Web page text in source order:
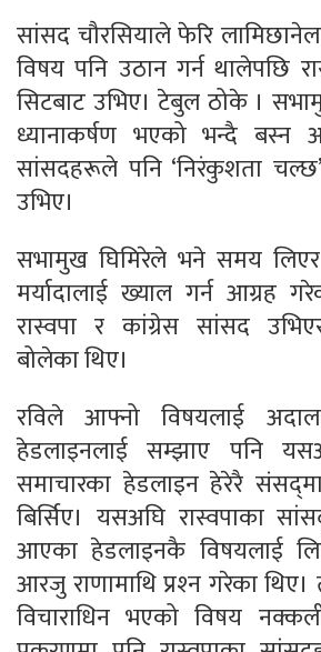
सांसद चौरसियाले फेरि
विषय पनि उठान गर्न थालेपछि
सिटबाट उभिए। टेबुल ठोके ।
ध्यानाकर्षण भएको भन्दै बस्न
सांसदहरूले पनि ‘निरंकुशता
उभिए।
सभामुख घिमिरेले भने समय
मर्यादालाई ख्याल गर्न आग्रह
रास्वपा र कांग्रेस सांसद
बोलेका थिए।
रविले आफ्नो विषयलाई
हेडलाइनलाई सम्झाए पनि
समाचारका हेडलाइन हेरेरै
बिर्सिए। यसअघि रास्वपाका
आएका हेडलाइनकै विषयलाई
आरजु राणामाथि प्रश्‍न गरेका
विचाराधिन भएको विषय